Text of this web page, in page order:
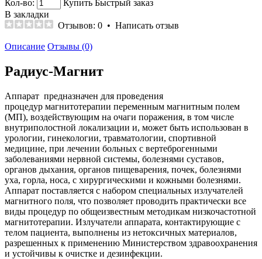
Кол-во:
Купить Быстрый заказ
В закладки
Отзывов: 0 • Написать отзыв
Описание Отзывы (0)
Радиус-Магнит
Аппарат предназначен для проведения
процедур магнитотерапии переменным магнитным полем
(МП), воздействующим на очаги поражения, в том числе
внутриполостной локализации и, может быть использован в
урологии, гинекологии, травматологии, спортивной
медицине, при лечении больных с вертеброгенными
заболеваниями нервной системы, болезнями суставов,
органов дыхания, органов пищеварения, почек, болезнями
уха, горла, носа, с хирургическими и кожными болезнями.
Аппарат поставляется с набором специальных излучателей
магнитного поля, что позволяет проводить практически все
виды процедур по общеизвестным методикам низкочастотной
магнитотерапии. Излучатели аппарата, контактирующие с
телом пациента, выполнены из нетоксичных материалов,
разрешенных к применению Министерством здравоохранения
и устойчивы к очистке и дезинфекции.